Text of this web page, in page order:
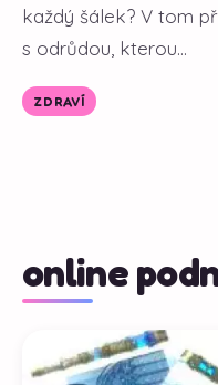
každý šálek? V tom
s odrůdou, kterou...
ZDRAVÍ
online